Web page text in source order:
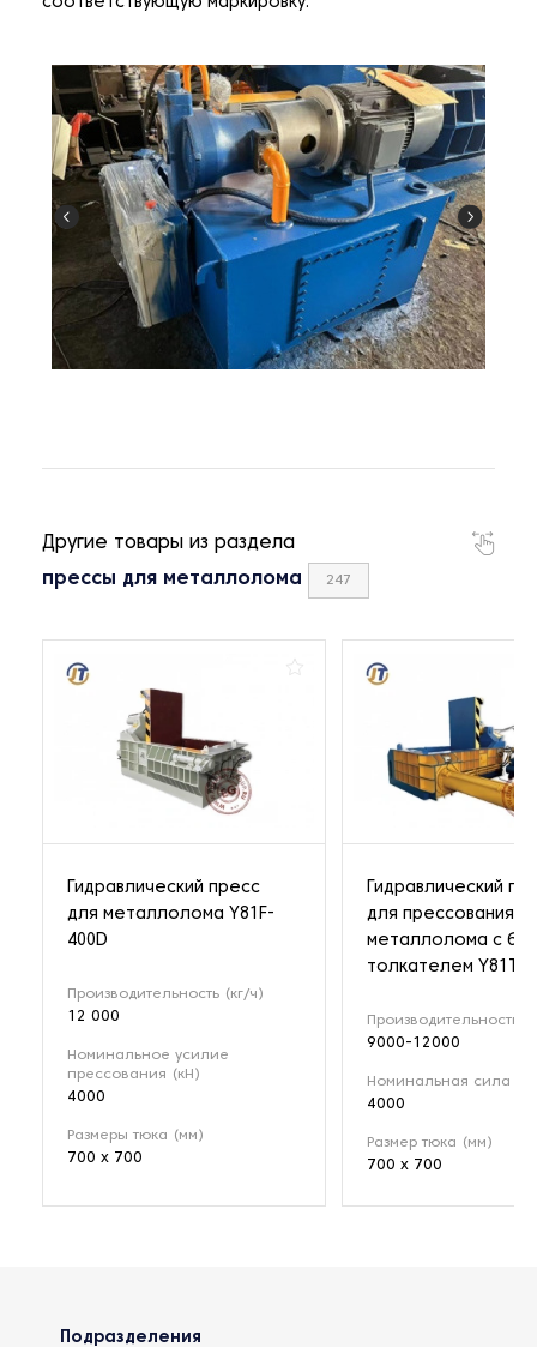
соответствующую маркировку.
Другие товары из раздела
прессы для металлолома 247
Гидравлический пресс
для металлолома Y81F-
400D
Производительность (кг/ч)
12 000
Номинальное усилие
прессования (кН)
4000
Размеры тюка (мм)
700 x 700
Гидравлический
для прессования
металлолома с
толкателем Y81T-
Производительность
9000-12000
Номинальная сила
4000
Размер тюка (мм)
700 x 700
Подразделения